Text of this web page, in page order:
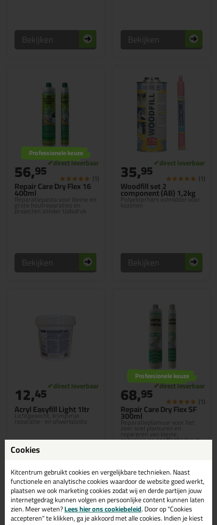
Bekijken Bekijken
Repair Care Dry Flex 16
400ml
Reparatiepasta voor kleine en
grote houtreparaties en
projecten zonder tijdsdruk
Professionele keuze
56,95 (1)
Bekijken
Woodfill set 2
component (AB) 1,2kg
Polyesterhars vulmiddel voor
kozijnen
35,95 (1)
Bekijken
Acryl Easyfill Light 1ltr
Lichtgewicht, krimpvrije
reparatie- en afwerkpasta
12,45
Bekijken
Repair Care Dry Flex SF
300ml
Reparatieplamuur voor het
zeer snel plamuren en
repareren van kleine
gebreken en oneffenheden in
Professionele keuze
68,95 (1)
Bekijken
Cookies
Kitcentrum gebruikt cookies en vergelijkbare technieken. Naast
functionele en analytische cookies waardoor de website goed werkt,
plaatsen we ook marketing cookies zodat wij en derde partijen jouw
internetgedrag kunnen volgen en persoonlijke content kunnen laten
zien. Meer weten?Lees hier ons cookiebeleid. Door op "Cookies
accepteren" te klikken, ga je akkoord met alle cookies. Indien je kiest